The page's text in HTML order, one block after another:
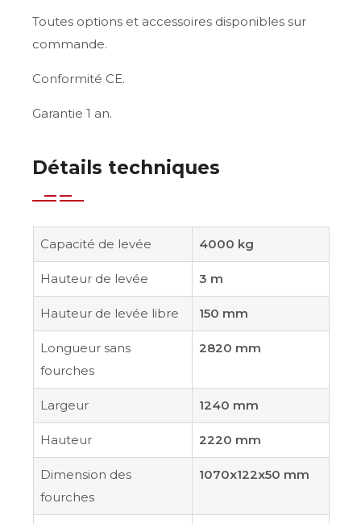
Toutes options et accessoires disponibles sur
commande.
Conformité CE.
Garantie 1 an.
Détails techniques
Capacité de levée 4000 kg
Hauteur de levée 3 m
Hauteur de levée libre 150 mm
Longueur sans
fourches
2820 mm
Largeur 1240 mm
Hauteur 2220 mm
Dimension des
fourches
1070x122x50 mm